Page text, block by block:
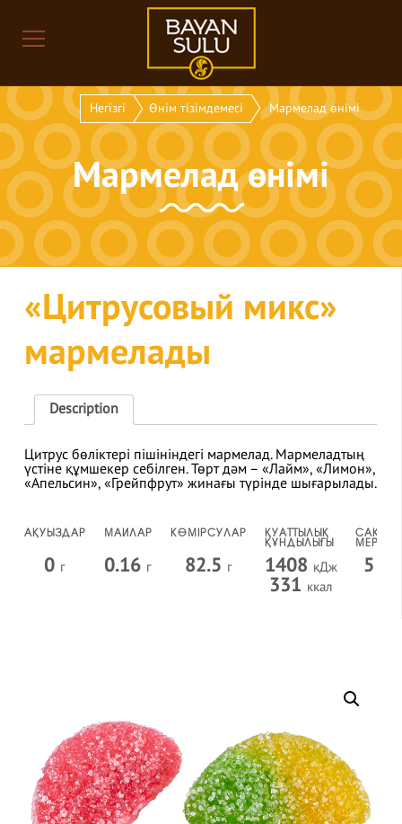
Негізгі Өнім тізімдемесі Мармелад өнімі
Мармелад өнімі
«Цитрусовый микс»
мармелады
Description
Цитрус бөліктері пішініндегі мармелад. Мармеладтың
үстіне құмшекер себілген. Төрт дәм – «Лайм», «Лимон»,
«Апельсин», «Грейпфрут» жинағы түрінде шығарылады.
АҚУЫЗДАР МАЙЛАР КӨМІРСУЛАР ҚУАТТЫЛЫҚ
ҚҰНДЫЛЫҒЫ
САҚТАУ
МЕРЗІМІ
0 г 0.16 г 82.5 г 1408 кДж
331 ккал
5